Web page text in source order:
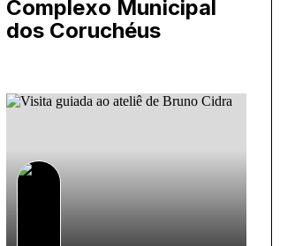
Complexo Municipal
dos Coruchéus